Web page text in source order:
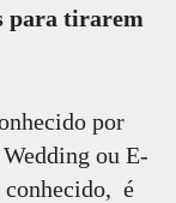
para tirarem
por
ou E-
conhecido, é